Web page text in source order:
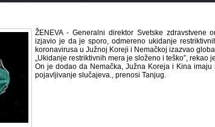
ŽENEVA - Generalni direktor Svetske zdravstvene
izjavio je da je sporo, odmereno ukidanje
koronavirusa u Južnoj Koreji i Nemačkoj izazvao
„Ukidanje restriktivnih mera je složeno i teško”, rekao
On je dodao da Nemačka, Južna Koreja i Kina
pojavljivanje slučajeva., prenosi Tanjug.